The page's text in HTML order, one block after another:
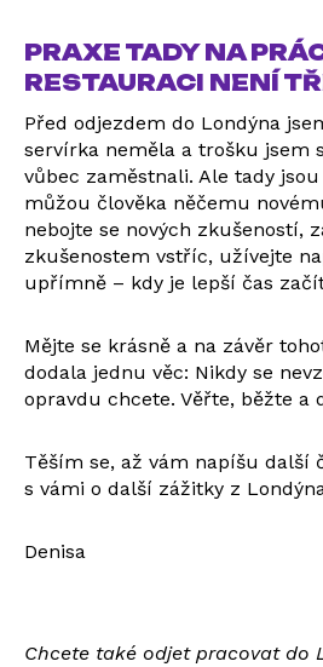
PRAXE TADY NA
RESTAURACI NENÍ
Před odjezdem do Londýna
servírka neměla a trošku jsem
vůbec zaměstnali. Ale tady
můžou člověka něčemu
nebojte se nových zkušeností,
zkušenostem vstříc, užívejte
upřímně – kdy je lepší čas
Mějte se krásně a na závěr
dodala jednu věc: Nikdy se
opravdu chcete. Věřte, běžte a
Těším se, až vám napíšu další
s vámi o další zážitky z
Denisa
Chcete také odjet pracovat do